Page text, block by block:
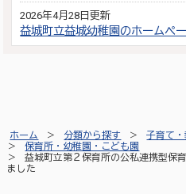
2026年4月28日更新
益城町立益城幼稚園のホームペ
ホーム 分類から探す 子育て・
保育所・幼稚園・こども園
益城町立第２保育所の公私連携型保
ました